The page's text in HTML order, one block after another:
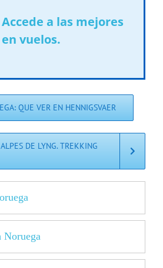
Accede a las mejores
vuelos.
QUE VER EN HENNIGSVAER
DE LYNG. TREKKING
Noruega